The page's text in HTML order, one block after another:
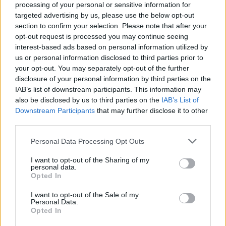
processing of your personal or sensitive information for
targeted advertising by us, please use the below opt-out
section to confirm your selection. Please note that after your
opt-out request is processed you may continue seeing
interest-based ads based on personal information utilized by
us or personal information disclosed to third parties prior to
your opt-out. You may separately opt-out of the further
disclosure of your personal information by third parties on the
IAB’s list of downstream participants. This information may
also be disclosed by us to third parties on the IAB’s List of
Downstream Participants that may further disclose it to other
Please note that this website/app uses one or more Google
not limited to your visit or usage behaviour. You may click to
grant or deny consent to Google and its third-party tags to
use your data for below specified purposes in below Google
consent section.
Personal Data Processing Opt Outs
I want to opt-out of the Sharing of my
personal data.
Opted In
I want to opt-out of the Sale of my
Personal Data.
Opted In
Αλλά ο εκπρόσωπος του Mario-Max, Robert W.
Cabell – ο οποίος γράφει βιβλίο για την
οικογένεια Schaumburg-Lippe – ανέφερε ότι οι
κατηγορίες είναι “τόσο παράλογες όσο και
προσβλητικές”!
Ποιος είναι ο John Catsimatidis
Catsimatidis είναι από τα ισχυρότερα στην
κοινότητα των ομογενών. Σε νηπιακή ηλικία, οι
γονείς του εγκατέλειψαν τη
Υόρκη. Η μητέρα του δεν μπορούσε να βλέπει
τον γιο της -έναν εξαιρετικό μαθητή στο Brooklyn